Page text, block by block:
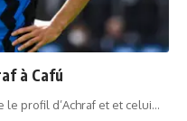
à Cafú
profil d’Achraf et et celui…